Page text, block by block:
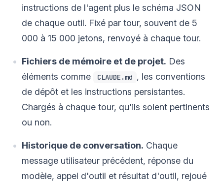
instructions de l'agent plus le schéma JSON
de chaque outil. Fixé par tour, souvent de 5
000 à 15 000 jetons, renvoyé à chaque tour.
Fichiers de mémoire et de projet. Des
éléments comme
CLAUDE.md , les conventions
de dépôt et les instructions persistantes.
Chargés à chaque tour, qu'ils soient pertinents
ou non.
Historique de conversation. Chaque
message utilisateur précédent, réponse du
modèle, appel d'outil et résultat d'outil, rejoué